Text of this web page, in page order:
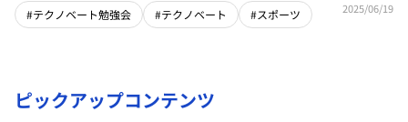
#テクノベート勉強会 #テクノベート #スポーツ 2025/06/19
ピックアップコンテンツ